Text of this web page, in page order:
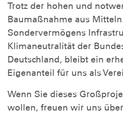
Trotz der hohen und
Baumaßnahme aus
Sondervermögens
Klimaneutralität der
Deutschland, bleibt ein
Eigenanteil für uns als
Wenn Sie dieses
wollen, freuen wir uns